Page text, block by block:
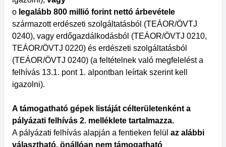
o legalább 800 millió forint nettó árbevétele
származott erdészeti szolgáltatásból (TEÁOR/ÖVTJ
0240), vagy erdőgazdálkodásból (TEÁOR/ÖVTJ 0210,
TEÁOR/ÖVTJ 0220) és erdészeti szolgáltatásból
(TEÁOR/ÖVTJ 0240) (a feltételnek való megfelelést a
felhívás 13.1. pont 1. alpontban leírtak szerint kell
igazolni).
A támogatható gépek listáját célterületenként a
pályázati felhívás 2. melléklete tartalmazza.
A pályázati felhívás alapján a fentieken felül az alábbi
választható, önállóan nem támogatható